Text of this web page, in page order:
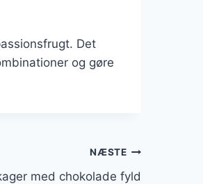
Det
og gøre
NÆSTE
med chokolade fyld